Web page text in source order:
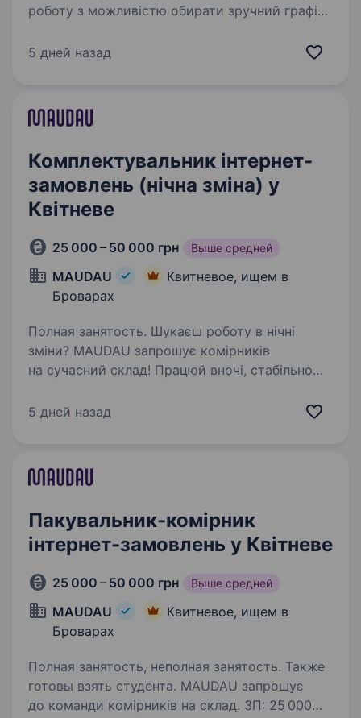
роботу з можливістю обирати зручний графік.
Розглядаємо повнолітніх студентів. Місце
5 дней назад
Комплектувальник інтернет-
замовлень (нічна зміна) у
Квітневе
25 000 – 50 000 грн Выше средней
MAUDAU
Квитневое, ищем в
Броварах
Полная занятость. Шукаєш роботу в нічні
зміни? MAUDAU запрошує комірників
на сучасний склад! Працюй вночі, стабільно
про це подбали ми. Що пропонуємо: нічні
5 дней назад
Пакувальник-комірник
інтернет-замовлень у Квітневе
25 000 – 50 000 грн Выше средней
MAUDAU
Квитневое, ищем в
Броварах
Полная занятость, неполная занятость. Также
готовы взять студента. MAUDAU запрошує
до команди комірників на склад. ЗП: 25 000